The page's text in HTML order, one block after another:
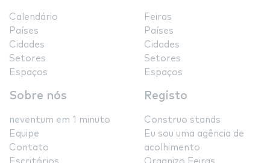
Calendário
Países
Cidades
Setores
Espaços
Feiras
Países
Cidades
Setores
Espaços
Sobre nós
neventum em 1 minuto
Equipe
Contato
Registo
Construo stands
Eu sou uma agência de
acolhimento